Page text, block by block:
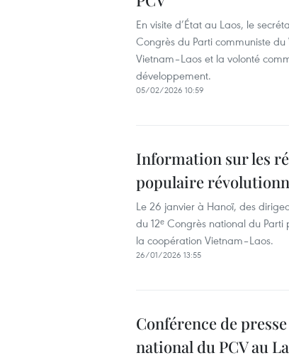
En visite d’État au Laos, le
Congrès du Parti communiste
Vietnam–Laos et la volonté
développement.
05/02/2026 10:59
Information sur les
populaire
Le 26 janvier à Hanoï, des
du 12ᵉ Congrès national du
la coopération Vietnam–Laos.
26/01/2026 13:55
Conférence de
national du PCV au